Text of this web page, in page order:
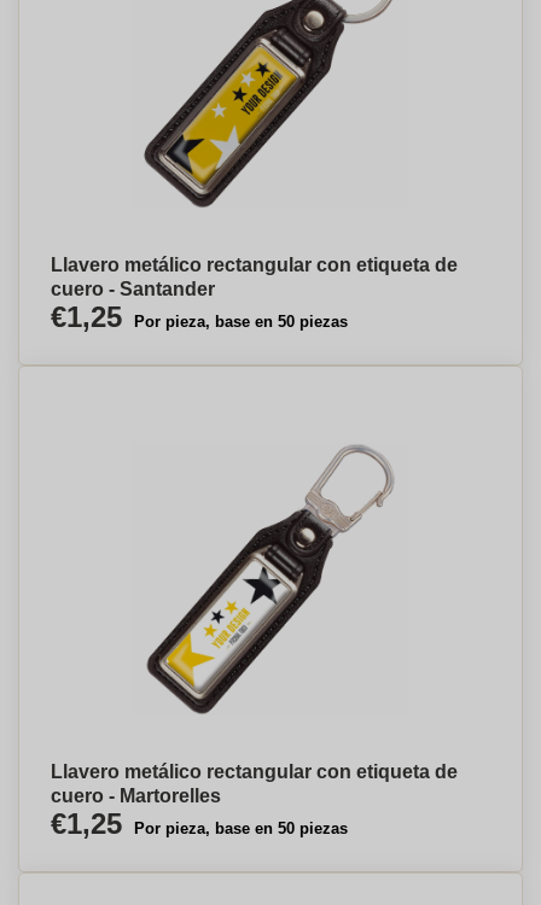
Llavero metálico rectangular con etiqueta de
cuero - Santander
€1,25 Por pieza, base en 50 piezas
Llavero metálico rectangular con etiqueta de
cuero - Martorelles
€1,25 Por pieza, base en 50 piezas